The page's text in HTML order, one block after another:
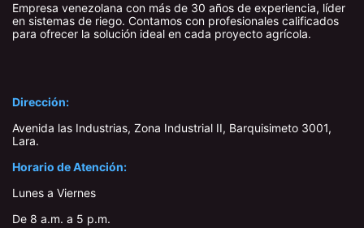
Empresa venezolana con más de 30 años de experiencia, líder
en sistemas de riego. Contamos con profesionales calificados
para ofrecer la solución ideal en cada proyecto agrícola.
Dirección:
Avenida las Industrias, Zona Industrial II, Barquisimeto 3001,
Lara​.
Horario de Atención:
Lunes a Viernes
De 8 a.m. a 5 p.m.